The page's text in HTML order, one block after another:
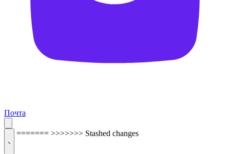
Почта
======= >>>>>>> Stashed changes